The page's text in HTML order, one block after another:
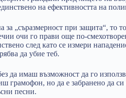
на ефективността на
„съразмерност при защита“, то
очи го прави още по-
след като се измери
да убие теб.
да имаш възможност да го
грамофон, но да е забранено да
песни.